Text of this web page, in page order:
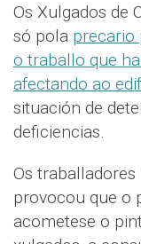
Os Xulgados de
só pola precario
o traballo que
afectando ao
situación de
deficiencias.
Os
provocou que o
acometese o